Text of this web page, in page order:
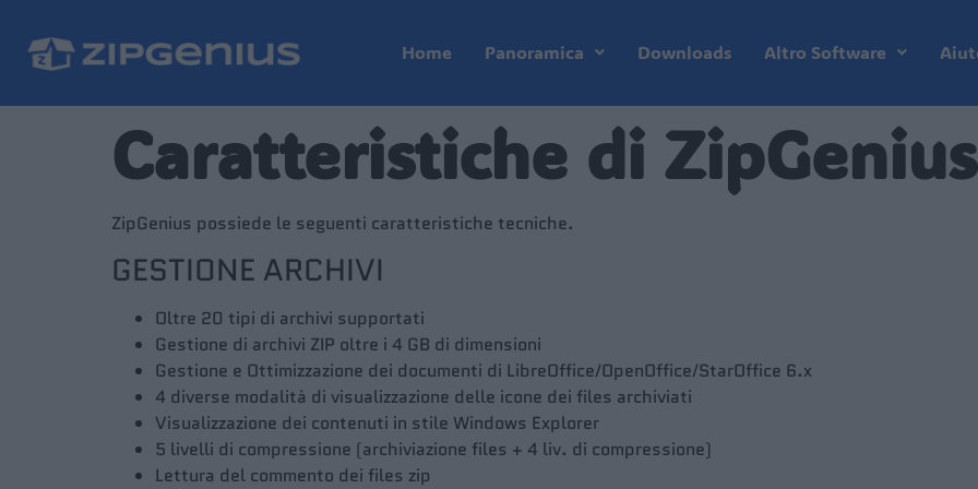
Home Panoramica Downloads Altro Software
Caratteristiche di ZipGenius
ZipGenius possiede le seguenti caratteristiche tecniche.
GESTIONE ARCHIVI
Oltre 20 tipi di archivi supportati
Gestione di archivi ZIP oltre i 4 GB di dimensioni
Gestione e Ottimizzazione dei documenti di LibreOffice/OpenOffice/StarOffice 6.x
4 diverse modalità di visualizzazione delle icone dei files archiviati
Visualizzazione dei contenuti in stile Windows Explorer
5 livelli di compressione (archiviazione files + 4 liv. di compressione)
Lettura del commento dei files zip